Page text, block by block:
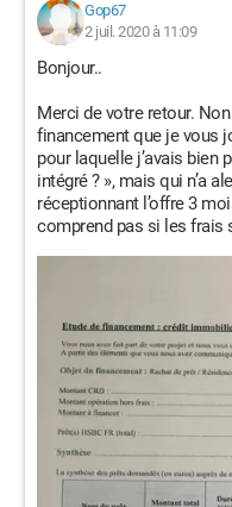
Gop67
2 juil. 2020 à 11:09
Bonjour..
Merci de votre retour. Non
financement que je vous
pour laquelle j’avais
intégré ? », mais qui n’a
réceptionnant l’offre 3
comprend pas si les frais